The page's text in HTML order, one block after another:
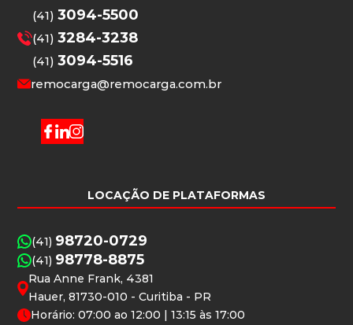
(41)3094-5500
(41)3284-3238
(41)3094-5516
remocarga@remocarga.com.br
LOCAÇÃO DE PLATAFORMAS
(41) 98720-0729
(41) 98778-8875
Rua Anne Frank, 4381
Hauer, 81730-010 - Curitiba - PR
Horário: 07:00 ao 12:00 | 13:15 às 17:00